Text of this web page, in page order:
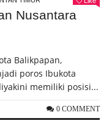
Nusantara
Balikpapan,
poros Ibukota
memiliki posisi...
0 COMMENT